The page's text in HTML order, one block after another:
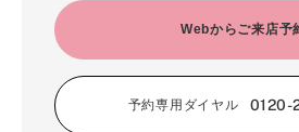
Webからご来店予
予約専用ダイヤル 0120-